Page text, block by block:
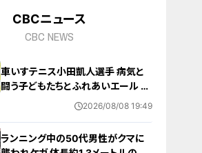
CBCニュース
CBC NEWS
車いすテニス小田凱人選手 病気と
闘う子どもたちとふれあいエール ス
ポーツの楽しさ伝える 名古屋・緑区
2026/08/08 19:49
ランニング中の50代男性がクマに